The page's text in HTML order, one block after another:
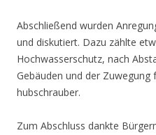
Abschließend wurden
und diskutiert. Dazu zählte
Hochwasserschutz, nach
Gebäuden und der
hubschrauber.
Zum Abschluss dankte